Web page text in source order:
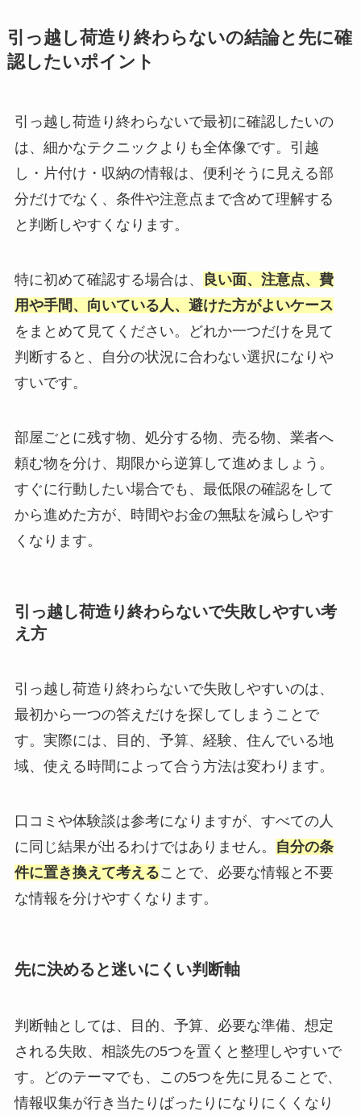
引っ越し荷造り終わらないの結論と先に確
認したいポイント
引っ越し荷造り終わらないで最初に確認したいの
は、細かなテクニックよりも全体像です。引越
し・片付け・収納の情報は、便利そうに見える部
分だけでなく、条件や注意点まで含めて理解する
と判断しやすくなります。
特に初めて確認する場合は、
良い面、注意点、費
用や手間、向いている人、避けた方がよいケース
をまとめて見てください。どれか一つだけを見て
判断すると、自分の状況に合わない選択になりや
すいです。
部屋ごとに残す物、処分する物、売る物、業者へ
頼む物を分け、期限から逆算して進めましょう。
すぐに行動したい場合でも、最低限の確認をして
から進めた方が、時間やお金の無駄を減らしやす
くなります。
引っ越し荷造り終わらないで失敗しやすい考
え方
引っ越し荷造り終わらないで失敗しやすいのは、
最初から一つの答えだけを探してしまうことで
す。実際には、目的、予算、経験、住んでいる地
域、使える時間によって合う方法は変わります。
口コミや体験談は参考になりますが、すべての人
に同じ結果が出るわけではありません。
自分の条
件に置き換えて考えることで、必要な情報と不要
な情報を分けやすくなります。
先に決めると迷いにくい判断軸
判断軸としては、目的、予算、必要な準備、想定
される失敗、相談先の5つを置くと整理しやすいで
す。どのテーマでも、この5つを先に見ることで、
情報収集が行き当たりばったりになりにくくなり